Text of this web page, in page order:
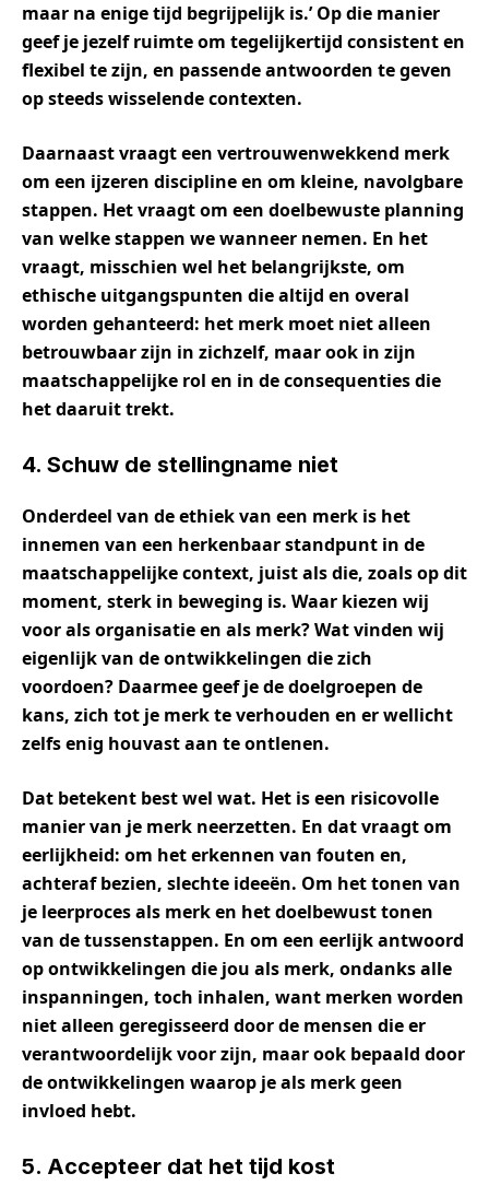
maar na enige tijd begrijpelijk is.’ Op die manier
geef je jezelf ruimte om tegelijkertijd consistent en
flexibel te zijn, en passende antwoorden te geven
op steeds wisselende contexten.
Daarnaast vraagt een vertrouwenwekkend merk
om een ijzeren discipline en om kleine, navolgbare
stappen. Het vraagt om een doelbewuste planning
van welke stappen we wanneer nemen. En het
vraagt, misschien wel het belangrijkste, om
ethische uitgangspunten die altijd en overal
worden gehanteerd: het merk moet niet alleen
betrouwbaar zijn in zichzelf, maar ook in zijn
maatschappelijke rol en in de consequenties die
het daaruit trekt.
4. Schuw de stellingname niet
Onderdeel van de ethiek van een merk is het
innemen van een herkenbaar standpunt in de
maatschappelijke context, juist als die, zoals op dit
moment, sterk in beweging is. Waar kiezen wij
voor als organisatie en als merk? Wat vinden wij
eigenlijk van de ontwikkelingen die zich
voordoen? Daarmee geef je de doelgroepen de
kans, zich tot je merk te verhouden en er wellicht
zelfs enig houvast aan te ontlenen.
Dat betekent best wel wat. Het is een risicovolle
manier van je merk neerzetten. En dat vraagt om
eerlijkheid: om het erkennen van fouten en,
achteraf bezien, slechte ideeën. Om het tonen van
je leerproces als merk en het doelbewust tonen
van de tussenstappen. En om een eerlijk antwoord
op ontwikkelingen die jou als merk, ondanks alle
inspanningen, toch inhalen, want merken worden
niet alleen geregisseerd door de mensen die er
verantwoordelijk voor zijn, maar ook bepaald door
de ontwikkelingen waarop je als merk geen
invloed hebt.
5. Accepteer dat het tijd kost